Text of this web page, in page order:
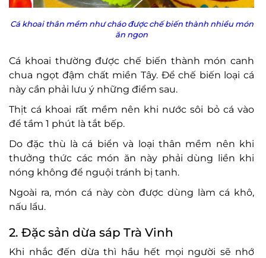
Cá khoai thân mềm như cháo được chế biến thành nhiều món
ăn ngon
Cá khoai thường được chế biến thành món canh
chua ngọt đậm chất miền Tây. Để chế biến loại cá
này cần phải lưu ý những điểm sau.
Thịt cá khoai rất mềm nên khi nước sôi bỏ cá vào
để tầm 1 phút là tắt bếp.
Do đặc thù là cá biển và loại thân mềm nên khi
thưởng thức các món ăn này phải dùng liền khi
nóng không để nguội tránh bị tanh.
Ngoài ra, món cá này còn được dùng làm cá khô,
nấu lẩu.
2. Đặc sản dừa sáp Trà Vinh
Khi nhắc đến dừa thì hầu hết mọi người sẽ nhớ